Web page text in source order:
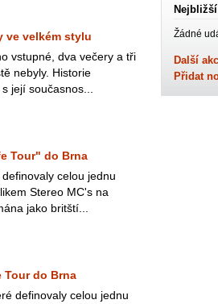
ve velkém stylu
vstupné, dva večery a tři
nebyly. Historie
její současnos...
Tour" do Brna
celou jednu
Stereo MC's na
jako britští...
Tour do Brna
definovaly celou jednu
Žádné
Další
Přidat